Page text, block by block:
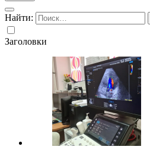
Найти:
Заголовки